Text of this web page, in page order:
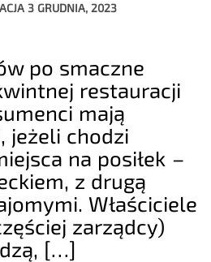
3 GRUDNIA, 2023
po smaczne
restauracji
mają
jeżeli chodzi
na posiłek –
z drugą
Właściciele
zarządcy)
[…]